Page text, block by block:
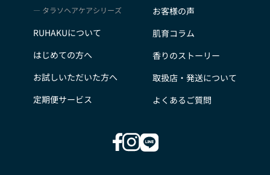
タラソヘアケアシリーズ
RUHAKUについて
はじめての方へ
お試しいただいた方へ
定期便サービス
お客様の声
肌育コラム
香りのストーリー
取扱店・発送について
よくあるご質問